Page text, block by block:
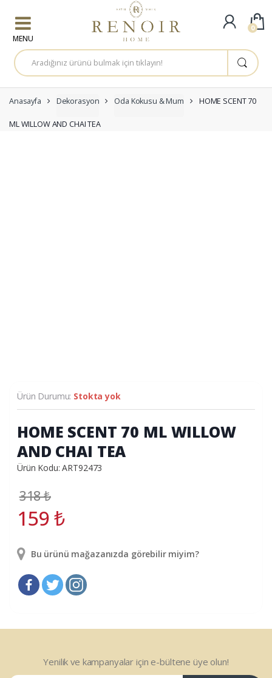
A
r
a
a
:
Anasayfa Dekorasyon Oda Kokusu & Mum HOME SCENT 70
ML WILLOW AND CHAI TEA
Ürün Durumu: Stokta yok
HOME SCENT 70 ML WILLOW
AND CHAI TEA
Ürün Kodu: ART92473
318₺
159₺
Bu ürünü mağazanızda görebilir miyim?
Yenilik ve kampanyalar için e-bültene üye olun!
0